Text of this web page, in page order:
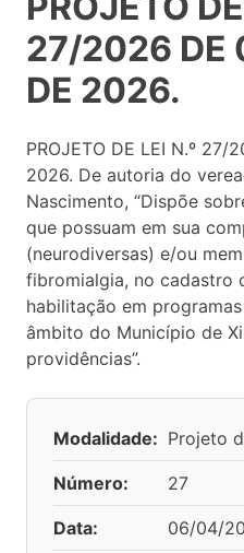
27/2026 DE
DE 2026.
PROJETO DE LEI N.º 27/
2026. De autoria do
Nascimento, “Dispõe
que possuam em sua
(neurodiversas) e/ou
fibromialgia, no cadastro
habilitação em
âmbito do Município de
providências”.
Modalidade: Projeto
Número: 27
Data: 06/04/